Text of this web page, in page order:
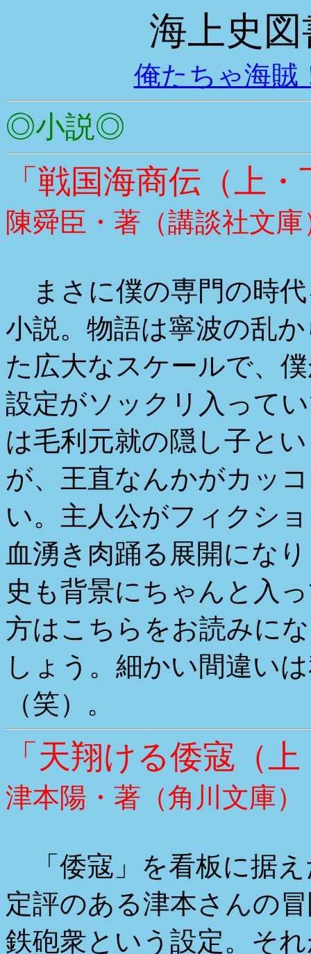
海上史
俺たちゃ海賊
◎小説◎
「戦国海商伝（上
陳舜臣・著（講談社文庫
まさに僕の専門の時
小説。物語は寧波の乱
た広大なスケールで、
設定がソックリ入って
は毛利元就の隠し子と
が、王直なんかがカッ
い。主人公がフィクシ
血湧き肉踊る展開にな
史も背景にちゃんと入
方はこちらをお読みに
しょう。細かい間違い
（笑）。
「天翔ける倭寇（
津本陽・著（角川文庫）
「倭寇」を看板に据
定評のある津本さんの
鉄砲衆という設定。そ